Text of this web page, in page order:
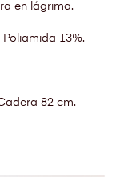
en lágrima.
Poliamida 13%.
82 cm.